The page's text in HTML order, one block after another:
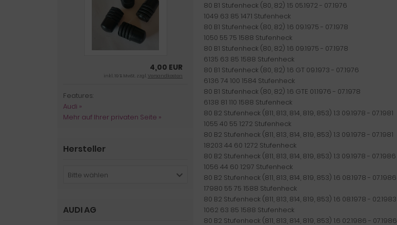
80 B1 Stufenheck (80, 82) 1.5 05.1972 - 07.1976
1049 63 85 1471 Stufenheck
80 B1 Stufenheck (80, 82) 1.6 09.1975 - 07.1978
1050 55 75 1588 Stufenheck
80 B1 Stufenheck (80, 82) 1.6 09.1975 - 07.1978
6135 63 85 1588 Stufenheck
80 B1 Stufenheck (80, 82) 1.6 GT 09.1973 - 07.1976
6136 74 100 1584 Stufenheck
80 B1 Stufenheck (80, 82) 1.6 GTE 01.1976 - 07.1978
6138 81 110 1588 Stufenheck
80 B2 Stufenheck (811, 813, 814, 819, 853) 1.3 09.1978 - 07.1981
1055 40 55 1272 Stufenheck
80 B2 Stufenheck (811, 813, 814, 819, 853) 1.3 09.1978 - 07.1981
18203 44 60 1272 Stufenheck
80 B2 Stufenheck (811, 813, 814, 819, 853) 1.3 09.1978 - 07.1986
1056 44 60 1297 Stufenheck
80 B2 Stufenheck (811, 813, 814, 819, 853) 1.6 08.1978 - 07.1986
17980 55 75 1588 Stufenheck
80 B2 Stufenheck (811, 813, 814, 819, 853) 1.6 08.1978 - 02.1983
1062 63 85 1588 Stufenheck
80 B2 Stufenheck (811, 813, 814, 819, 853) 1.6 02.1986 - 07.1986
4,00 EUR
inkl. 19 % MwSt. zzgl.Versandkosten
Features:
Audi »
Mehr auf Ihrer privaten Seite »
Hersteller
Bitte wählen
AUDI AG